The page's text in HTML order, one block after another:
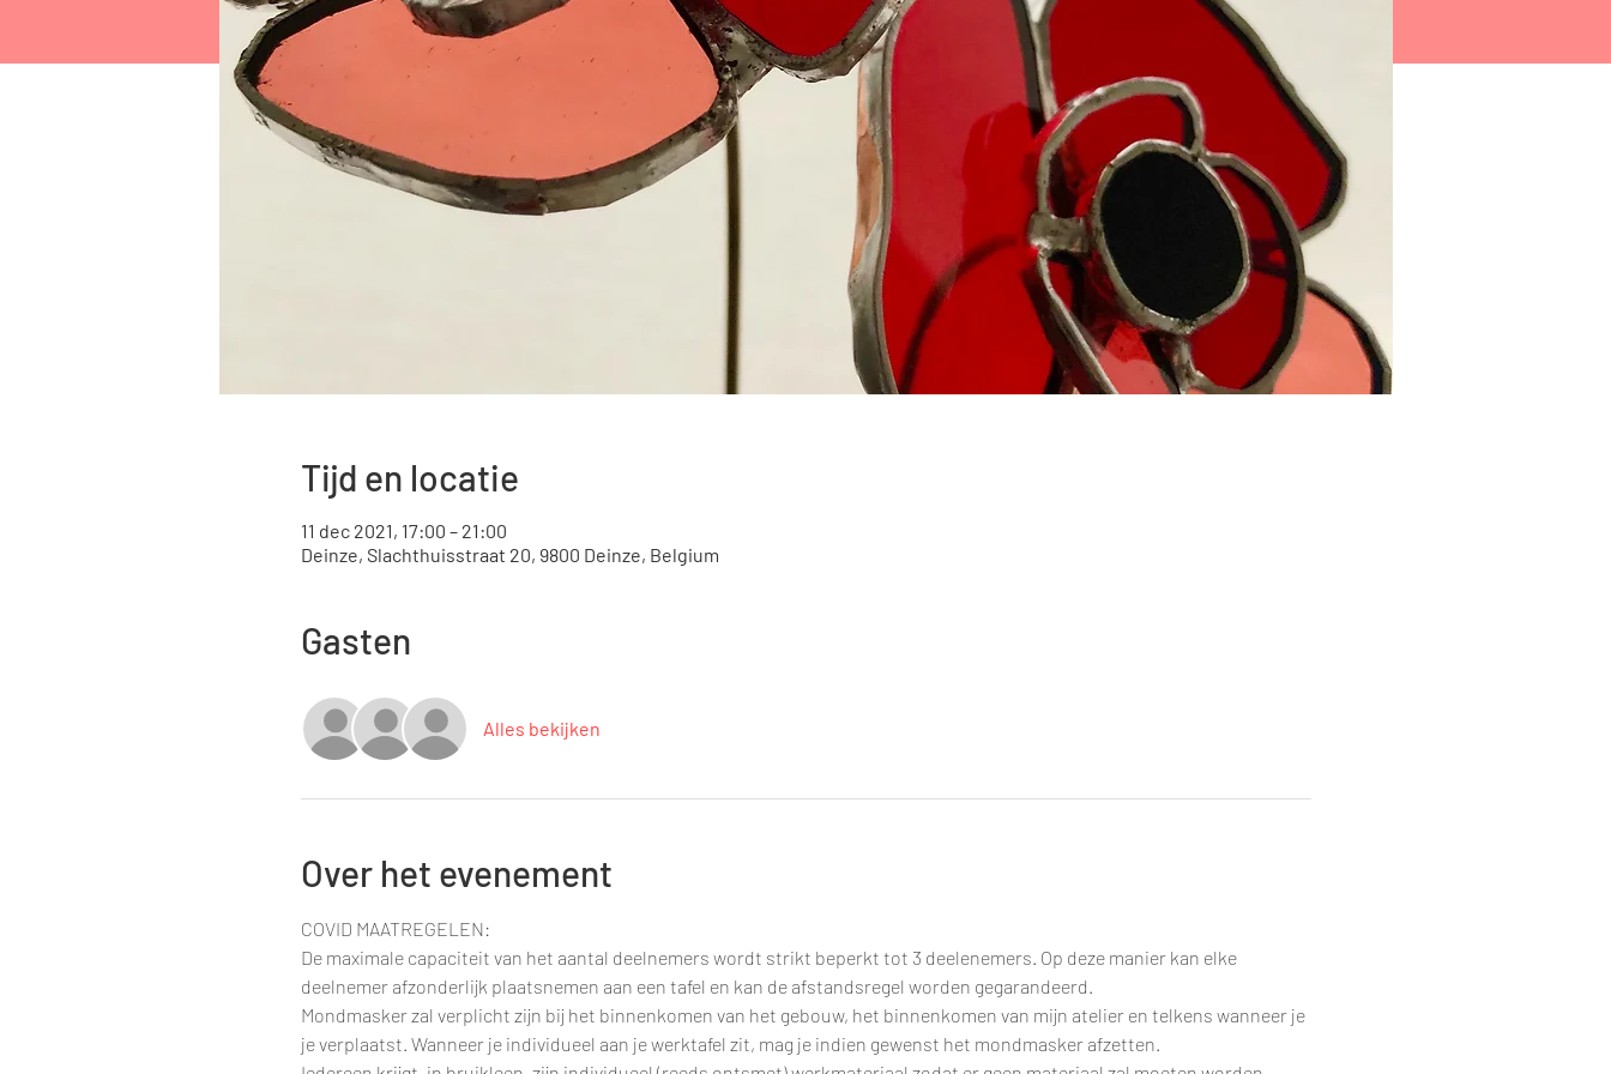
Tijd en locatie
11 dec 2021, 17:00 – 21:00
Deinze, Slachthuisstraat 20, 9800 Deinze, Belgium
Gasten
Alles bekijken
Over het evenement
COVID MAATREGELEN:
De maximale capaciteit van het aantal deelnemers wordt strikt beperkt tot 3 deelenemers. Op deze manier kan elke
deelnemer afzonderlijk plaatsnemen aan een tafel en kan de afstandsregel worden gegarandeerd.
Mondmasker zal verplicht zijn bij het binnenkomen van het gebouw, het binnenkomen van mijn atelier en telkens wanneer je
je verplaatst. Wanneer je individueel aan je werktafel zit, mag je indien gewenst het mondmasker afzetten.